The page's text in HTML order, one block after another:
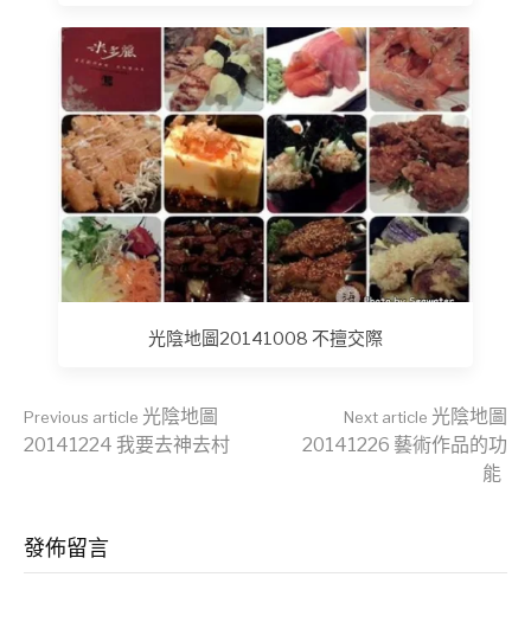
光陰地圖20141008 不擅交際
Continue
Reading
Previous article 光陰地圖
20141224 我要去神去村
Next article 光陰地圖
20141226 藝術作品的功
能
發佈留言